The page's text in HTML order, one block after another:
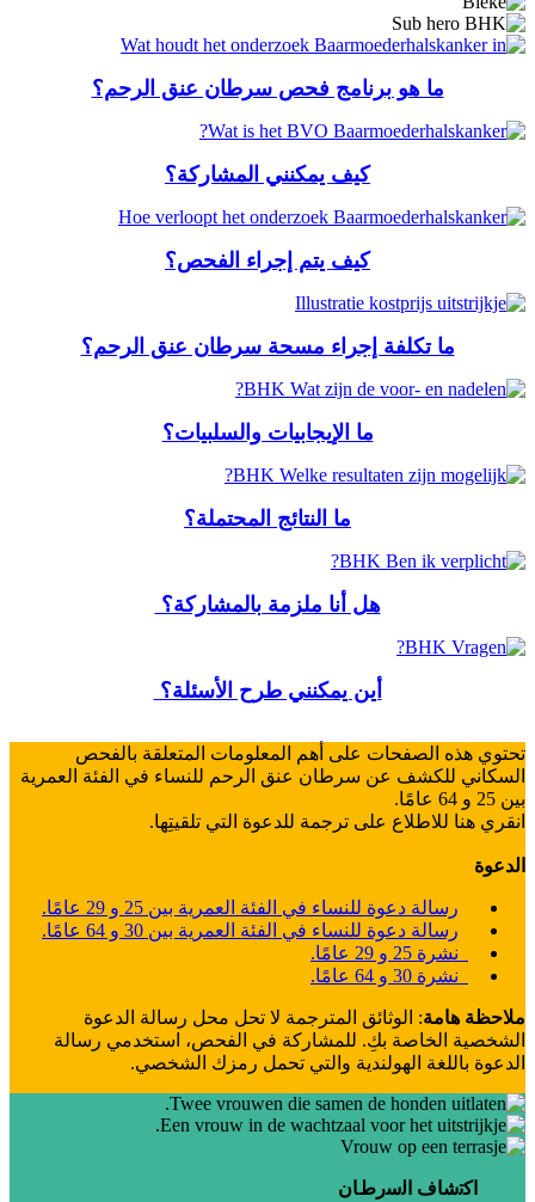
ما هو برنامج فحص سرطان عنق الرحم؟
كيف يمكنني المشاركة؟
كيف يتم إجراء الفحص؟
ما تكلفة إجراء مسحة سرطان عنق الرحم؟
ما الإيجابيات والسلبيات؟
ما النتائج المحتملة؟
هل أنا ملزمة بالمشاركة؟
أين يمكنني طرح الأسئلة؟
تحتوي هذه الصفحات على أهم المعلومات المتعلقة بالفحص
السكاني للكشف عن سرطان عنق الرحم للنساء في الفئة العمرية
بين 25 و 64 عامًا.
انقري هنا للاطلاع على ترجمة للدعوة التي تلقيتِها.
الدعوة
رسالة دعوة للنساء في الفئة العمرية بين 25 و 29 عامًا.
رسالة دعوة للنساء في الفئة العمرية بين 30 و 64 عامًا.
نشرة 25 و 29 عامًا.
نشرة 30 و 64 عامًا.
ملاحظة هامة: الوثائق المترجمة لا تحل محل رسالة الدعوة
الشخصية الخاصة بكِ. للمشاركة في الفحص، استخدمي رسالة
الدعوة باللغة الهولندية والتي تحمل رمزك الشخصي.
اﻛﺗﺷﺎف اﻟﺳرطﺎن